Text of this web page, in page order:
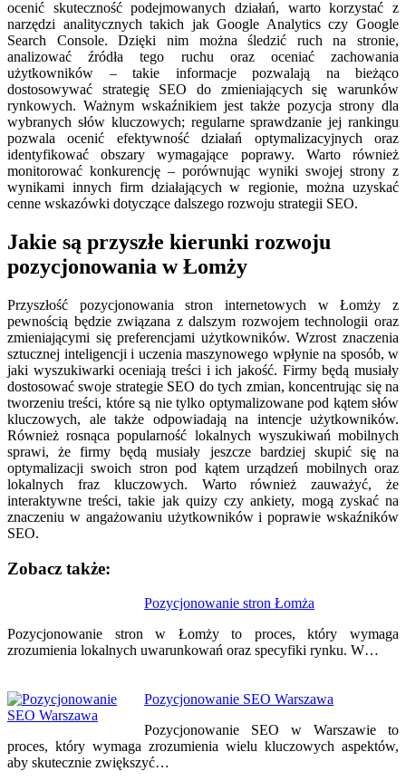
ocenić skuteczność podejmowanych działań, warto korzystać z
narzędzi analitycznych takich jak Google Analytics czy Google
Search Console. Dzięki nim można śledzić ruch na stronie,
analizować źródła tego ruchu oraz oceniać zachowania
użytkowników – takie informacje pozwalają na bieżąco
dostosowywać strategię SEO do zmieniających się warunków
rynkowych. Ważnym wskaźnikiem jest także pozycja strony dla
wybranych słów kluczowych; regularne sprawdzanie jej rankingu
pozwala ocenić efektywność działań optymalizacyjnych oraz
identyfikować obszary wymagające poprawy. Warto również
monitorować konkurencję – porównując wyniki swojej strony z
wynikami innych firm działających w regionie, można uzyskać
cenne wskazówki dotyczące dalszego rozwoju strategii SEO.
Jakie są przyszłe kierunki rozwoju
pozycjonowania w Łomży
Przyszłość pozycjonowania stron internetowych w Łomży z
pewnością będzie związana z dalszym rozwojem technologii oraz
zmieniającymi się preferencjami użytkowników. Wzrost znaczenia
sztucznej inteligencji i uczenia maszynowego wpłynie na sposób, w
jaki wyszukiwarki oceniają treści i ich jakość. Firmy będą musiały
dostosować swoje strategie SEO do tych zmian, koncentrując się na
tworzeniu treści, które są nie tylko optymalizowane pod kątem słów
kluczowych, ale także odpowiadają na intencje użytkowników.
Również rosnąca popularność lokalnych wyszukiwań mobilnych
sprawi, że firmy będą musiały jeszcze bardziej skupić się na
optymalizacji swoich stron pod kątem urządzeń mobilnych oraz
lokalnych fraz kluczowych. Warto również zauważyć, że
interaktywne treści, takie jak quizy czy ankiety, mogą zyskać na
znaczeniu w angażowaniu użytkowników i poprawie wskaźników
SEO.
Zobacz także:
Pozycjonowanie stron Łomża
Pozycjonowanie stron w Łomży to proces, który wymaga
zrozumienia lokalnych uwarunkowań oraz specyfiki rynku. W…
Pozycjonowanie SEO Warszawa
Pozycjonowanie SEO w Warszawie to
proces, który wymaga zrozumienia wielu kluczowych aspektów,
aby skutecznie zwiększyć…
wpisu